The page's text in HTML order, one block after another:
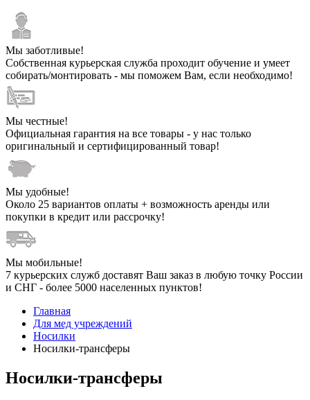
Мы заботливые!
Собственная курьерская служба проходит обучение и умеет
собирать/монтировать - мы поможем Вам, если необходимо!
Мы честные!
Официальная гарантия на все товары - у нас только
оригинальный и сертифицированный товар!
Мы удобные!
Около 25 вариантов оплаты + возможность аренды или
покупки в кредит или рассрочку!
Мы мобильные!
7 курьерских служб доставят Ваш заказ в любую точку России
и СНГ - более 5000 населенных пунктов!
Главная
Для мед учреждений
Носилки
Носилки-трансферы
Носилки-трансферы